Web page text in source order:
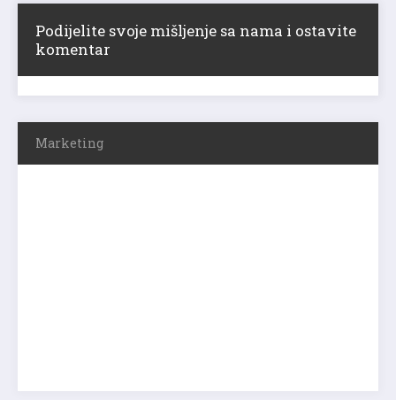
Podijelite svoje mišljenje sa nama i ostavite
komentar
Marketing